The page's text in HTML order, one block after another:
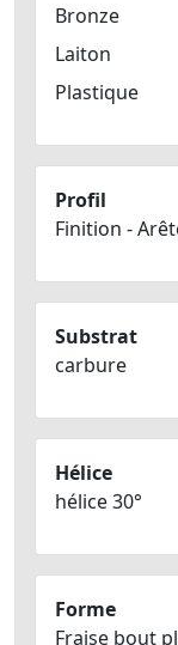
Bronze
Laiton
Plastique
Profil
Finition -
Substrat
carbure
Hélice
hélice 30°
Forme
Fraise bout